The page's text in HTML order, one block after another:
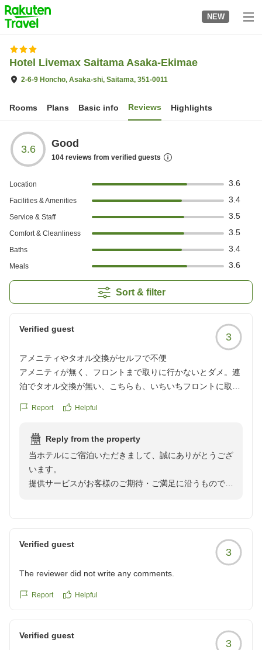
to
top
page
NEW
Hotel Livemax Saitama Asaka-Ekimae
2-6-9 Honcho, Asaka-shi, Saitama, 351-0011
Rooms Plans Basic info Reviews Highlights
3.6 Good
104 reviews from verified guests
Location 3.6
Facilities & Amenities 3.4
Service & Staff 3.5
Comfort & Cleanliness 3.5
Baths 3.4
Meals 3.6
Sort & filter
Verified guest
3
アメニティやタオル交換がセルフで不便
アメニティが無く、フロントまで取りに行かないとダメ。連
泊でタオル交換が無い、こちらも、いちいちフロントに取り
クチコミの詳細はこちらから
reviewId=33123478443915
Report Helpful
Reply from the property
当ホテルにご宿泊いただきまして、誠にありがとうござ
います。
提供サービスがお客様のご期待・ご満足に沿うものでは
Verified guest
3
The reviewer did not write any comments.
Report Helpful
Verified guest
3